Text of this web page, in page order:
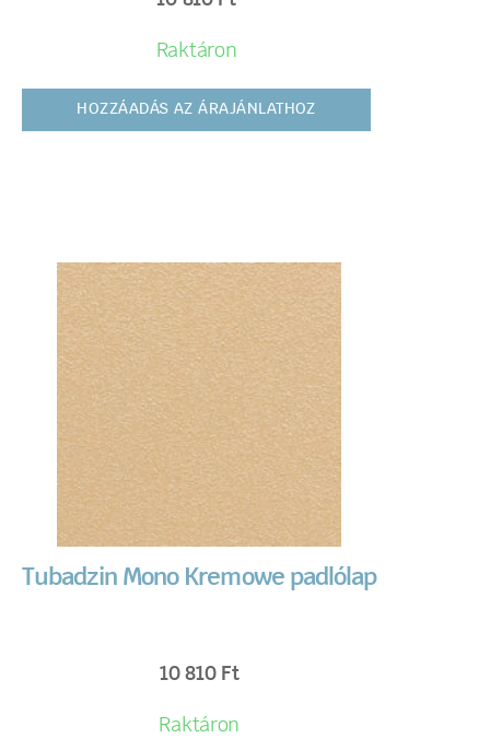
Raktáron
HOZZÁADÁS AZ ÁRAJÁNLATHOZ
Tubadzin Mono Kremowe padlólap
10 810 Ft
Raktáron